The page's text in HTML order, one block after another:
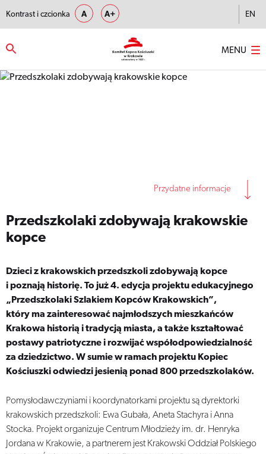
Kontrast i czcionka A A+ EN
MENU
Przydatne informacje
Przedszkolaki zdobywają krakowskie
kopce
Dzieci z krakowskich przedszkoli zdobywają kopce
i poznają historię. To już 4. edycja projektu edukacyjnego
„Przedszkolaki Szlakiem Kopców Krakowskich”,
który ma zainteresować najmłodszych mieszkańców
Krakowa historią i tradycją miasta, a także kształtować
postawy patriotyczne i rozwijać współodpowiedzialność
za dziedzictwo. W sumie w ramach projektu Kopiec
Kościuszki odwiedzi jesienią ponad 800 przedszkolaków.
Pomysłodawczyniami i koordynatorkami projektu są dyrektorki
krakowskich przedszkoli: Ewa Gubała, Aneta Stachyra i Anna
Stocka. Projekt organizuje Centrum Młodzieży im. dr. Henryka
Jordana w Krakowie, a partnerem jest Krakowski Oddział Polskiego